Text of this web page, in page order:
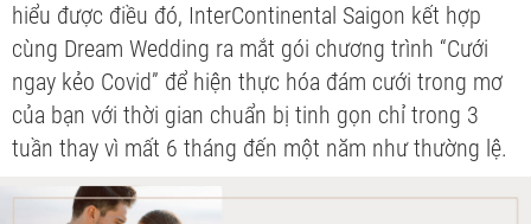
hiểu được điều đó, InterContinental Saigon kết hợp
cùng Dream Wedding ra mắt gói chương trình “Cưới
ngay kẻo Covid” để hiện thực hóa đám cưới trong mơ
của bạn với thời gian chuẩn bị tinh gọn chỉ trong 3
tuần thay vì mất 6 tháng đến một năm như thường lệ.